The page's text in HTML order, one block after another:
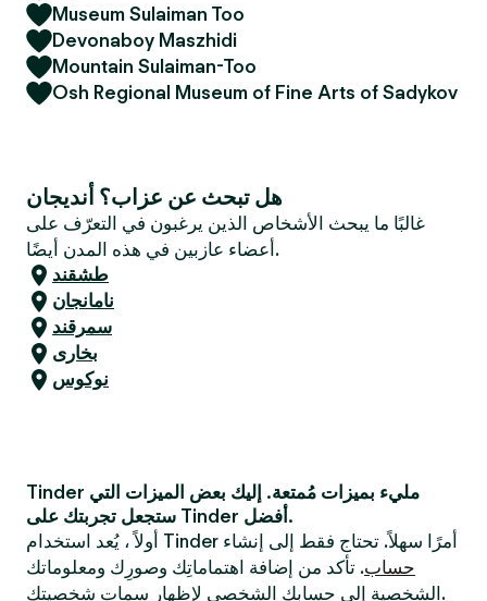
Museum Sulaiman Too
Devonaboy Maszhidi
Mountain Sulaiman-Too
Osh Regional Museum of Fine Arts of Sadykov
هل تبحث عن عزاب؟ أنديجان
غالبًا ما يبحث الأشخاص الذين يرغبون في التعرّف على
أعضاء عازبين في هذه المدن أيضًا.
طشقند
نامانجان
سمرقند
بخارى
نوكوس
Tinder مليء بميزات مُمتعة. إليك بعض الميزات التي
ستجعل تجربتك على Tinder أفضل.
أولاً ، يُعد استخدام Tinder أمرًا سهلاً. تحتاج فقط إلى إنشاء
حساب. تأكد من إضافة اهتماماتِك وصورِك ومعلوماتك
الشخصية إلى حسابك الشخصي لإظهار سِمات شخصيتك.